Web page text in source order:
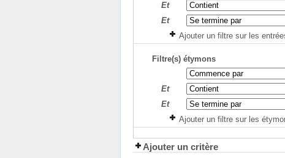
Et
Et
Ajouter un filtre sur les
Filtre(s) étymons
Et
Et
Ajouter un filtre sur les
Ajouter un critère